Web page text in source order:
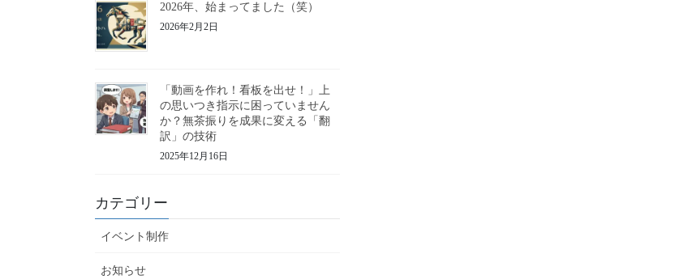
2026年、始まってました（笑）
2026年2月2日
「動画を作れ！看板を出せ！」上
の思いつき指示に困っていません
か？無茶振りを成果に変える「翻
訳」の技術
2025年12月16日
カテゴリー
イベント制作
お知らせ